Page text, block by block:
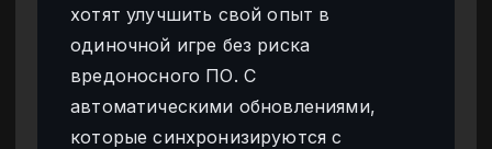
хотят улучшить свой опыт в
одиночной игре без риска
вредоносного ПО. С
автоматическими обновлениями,
которые синхронизируются с